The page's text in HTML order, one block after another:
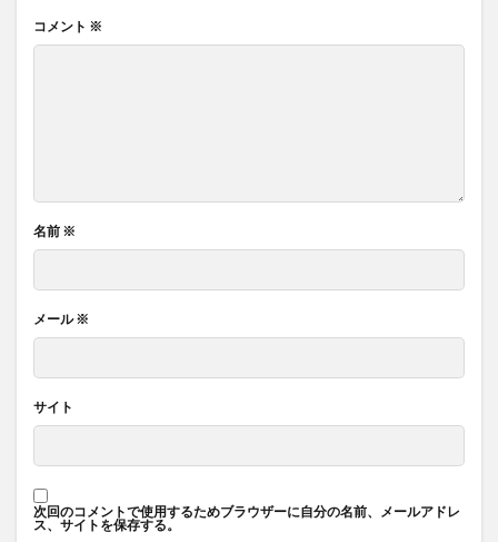
コメント ※
名前 ※
メール※
サイト
次回のコメントで使用するためブラウザーに自分の名前、メールアドレ
ス、サイトを保存する。